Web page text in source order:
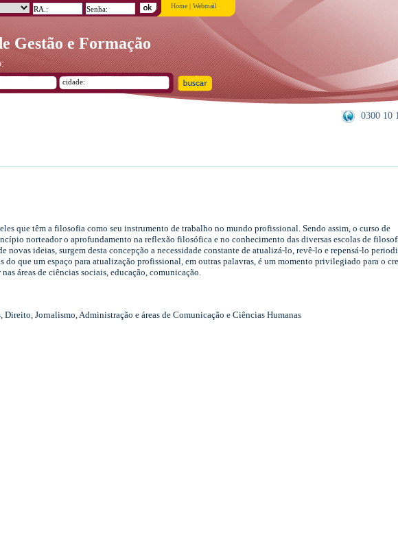
Gestão e Formação
Home | Webmail
0300 10
que têm a filosofia como seu instrumento de trabalho no mundo profissional. Sendo assim, o curso de
norteador o aprofundamento na reflexão filosófica e no conhecimento das diversas escolas de
ideias, surgem desta concepção a necessidade constante de atualizá-lo, revê-lo e repensá-lo
do que um espaço para atualização profissional, em outras palavras, é um momento privilegiado para o
áreas de ciências sociais, educação, comunicação.
Jornalismo, Administração e áreas de Comunicação e Ciências Humanas